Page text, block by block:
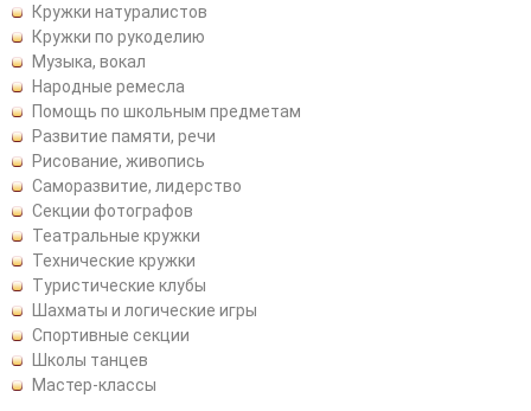
Кружки натуралистов
Кружки по рукоделию
Музыка, вокал
Народные ремесла
Помощь по школьным предметам
Развитие памяти, речи
Рисование, живопись
Саморазвитие, лидерство
Секции фотографов
Театральные кружки
Технические кружки
Туристические клубы
Шахматы и логические игры
Спортивные секции
Школы танцев
Мастер-классы